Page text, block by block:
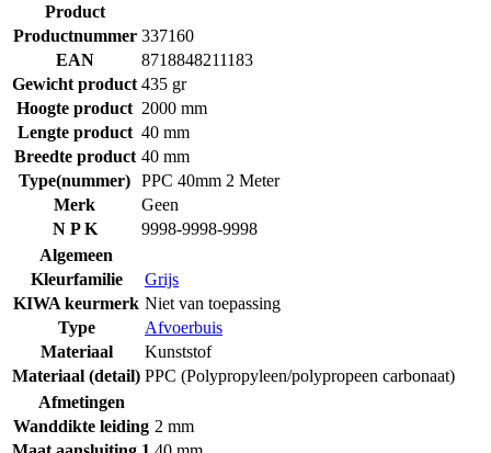
Product
Productnummer 337160
EAN
8718848211183
Gewicht product 435 gr
Hoogte product 2000 mm
Lengte product 40 mm
Breedte product 40 mm
Type(nummer) PPC 40mm 2 Meter
Merk
Geen
N P K
9998-9998-9998
Algemeen
Kleurfamilie
Grijs
KIWA keurmerk Niet van toepassing
Type
Afvoerbuis
Materiaal
Kunststof
Materiaal (detail) PPC (Polypropyleen/polypropeen carbonaat)
Afmetingen
Wanddikte leiding 2 mm